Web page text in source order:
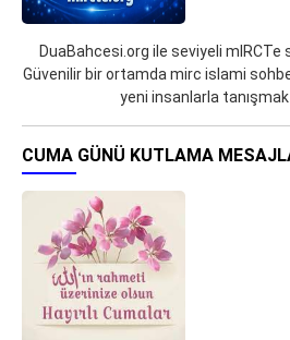
DuaBahcesi.org ile seviyeli mIRCTe
Güvenilir bir ortamda mirc islami
yeni insanlarla
CUMA GÜNÜ KUTLAMA